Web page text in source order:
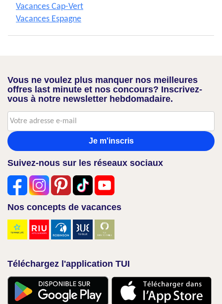
Vacances Cap-Vert
Vacances Espagne
Vous ne voulez plus manquer nos meilleures
offres last minute et nos concours? Inscrivez-
vous à notre newsletter hebdomadaire.
Je m'inscris
Suivez-nous sur les réseaux sociaux
Nos concepts de vacances
Téléchargez l'application TUI